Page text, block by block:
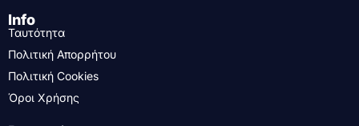
Info
Ταυτότητα
Πολιτική Απορρήτου
Πολιτική Cookies
Όροι Χρήσης